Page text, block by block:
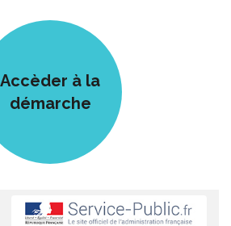
Accèder à la
démarche